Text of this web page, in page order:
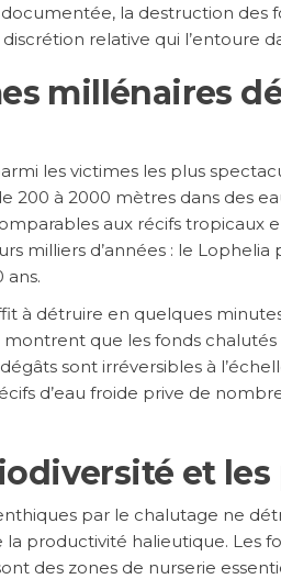
la destruction
relative qui l’entoure
millénaires
les victimes les plus
200 à 2000 mètres dans des
aux récifs tropicaux
milliers d’années : le
ans.
à détruire en quelques
montrent que les fonds
sont irréversibles à
d’eau froide prive de
et
par le chalutage ne
productivité halieutique. Les
des zones de nurserie